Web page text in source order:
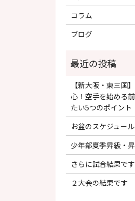
コラム
ブログ
【新大阪・東三国
心！空手を始める
たい5つのポイント
お盆のスケジュー
少年部夏季昇級・
さらに試合結果です
２大会の結果です